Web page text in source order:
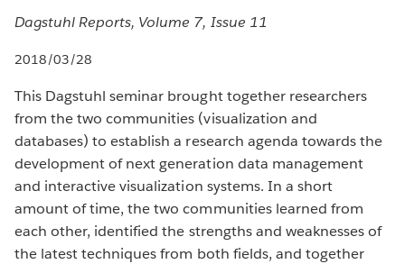
Dagstuhl Reports, Volume 7, Issue 11
2018/03/28
This Dagstuhl seminar brought together researchers
from the two communities (visualization and
databases) to establish a research agenda towards the
development of next generation data management
and interactive visualization systems. In a short
amount of time, the two communities learned from
each other, identified the strengths and weaknesses of
the latest techniques from both fields, and together